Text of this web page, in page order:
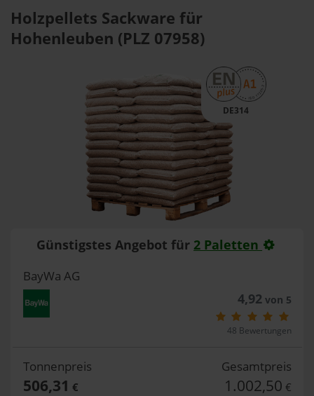
Holzpellets Sackware für
Hohenleuben (PLZ 07958)
DE314
Günstigstes Angebot für 2 Paletten
BayWa AG
4,92von 5
48 Bewertungen
Tonnenpreis
506,31 €
Gesamtpreis
1.002,50 €